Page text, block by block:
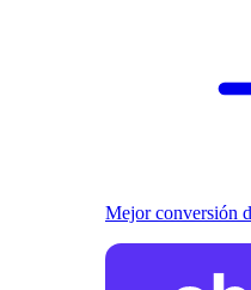
Mejor conversión